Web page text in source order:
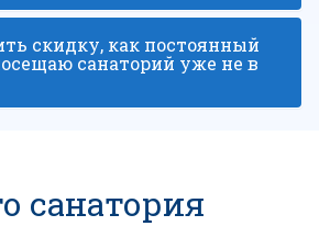
скидку, как постоянный
санаторий уже не в
санатория